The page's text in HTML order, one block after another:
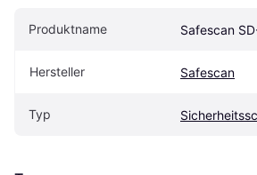
Produktname Safescan
Hersteller Safescan
Typ